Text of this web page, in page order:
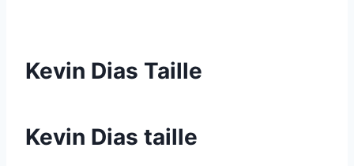
Kevin Dias Taille
Kevin Dias taille